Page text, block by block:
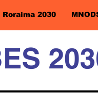
Roraima 2030